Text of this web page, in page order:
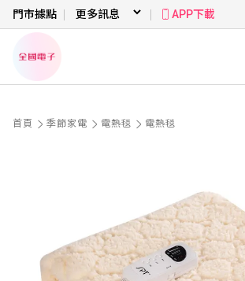
門市據點 APP下載
首頁 季節家電 電熱毯 電熱毯